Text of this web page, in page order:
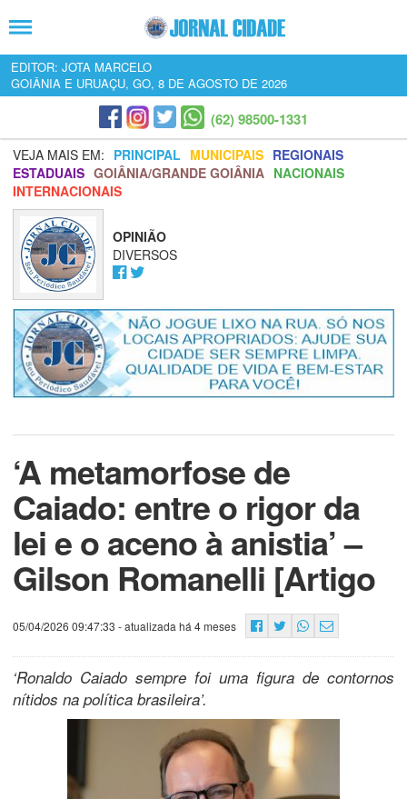
EDITOR: JOTA MARCELO
GOIÂNIA E URUAÇU, GO, 8 DE AGOSTO DE 2026
(62) 98500-1331
VEJA MAIS EM: PRINCIPAL MUNICIPAIS REGIONAIS
ESTADUAIS GOIÂNIA/GRANDE GOIÂNIA NACIONAIS
INTERNACIONAIS
OPINIÃO
DIVERSOS
‘A metamorfose de
Caiado: entre o rigor da
lei e o aceno à anistia’ –
Gilson Romanelli [Artigo
05/04/2026 09:47:33 - atualizada há 4 meses
‘Ronaldo Caiado sempre foi uma figura de contornos
nítidos na política brasileira’.